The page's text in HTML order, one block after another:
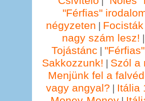
"Férfias"
négyzeten | Focisták
nagy szám lesz!
Tojástánc |
Sakkozzunk! | Szól a
Menjünk fel a
vagy angyal? | Itália